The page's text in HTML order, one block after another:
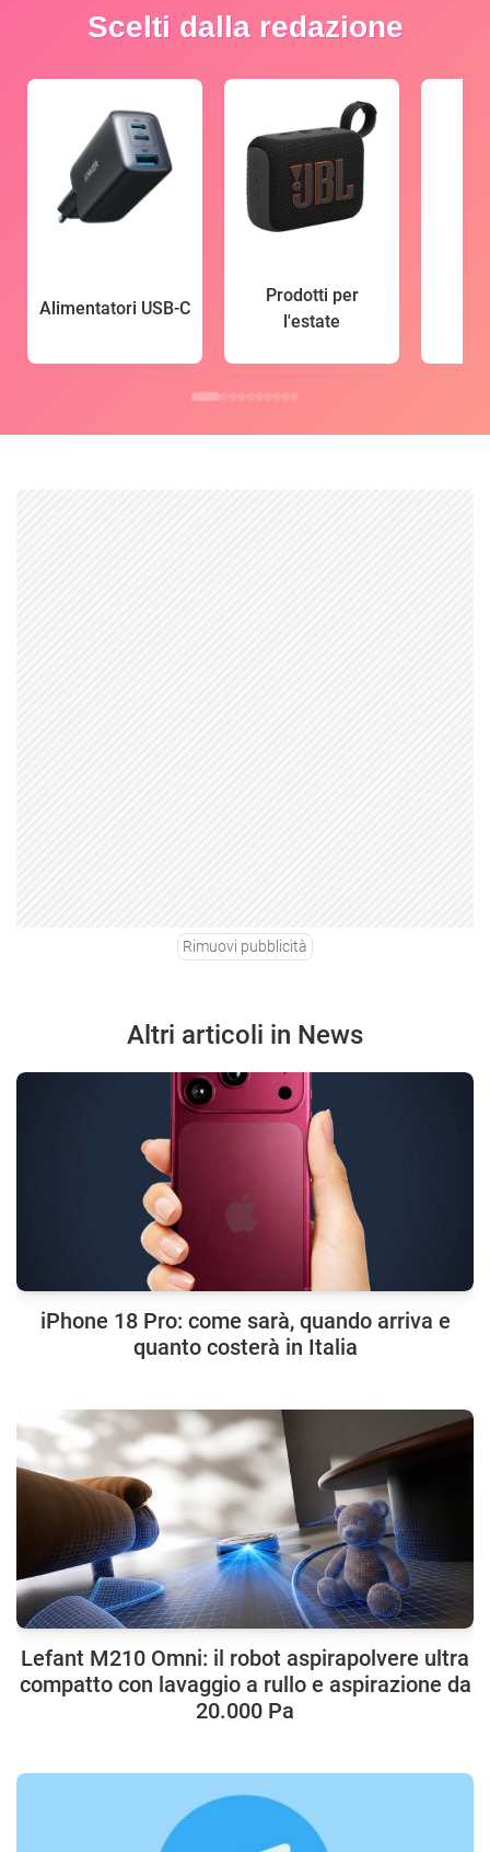
Scelti dalla redazione
Alimentatori USB-C
Prodotti per
l'estate
Rimuovi pubblicità
Altri articoli in News
iPhone 18 Pro: come sarà, quando arriva e
quanto costerà in Italia
Lefant M210 Omni: il robot aspirapolvere ultra
compatto con lavaggio a rullo e aspirazione da
20.000 Pa